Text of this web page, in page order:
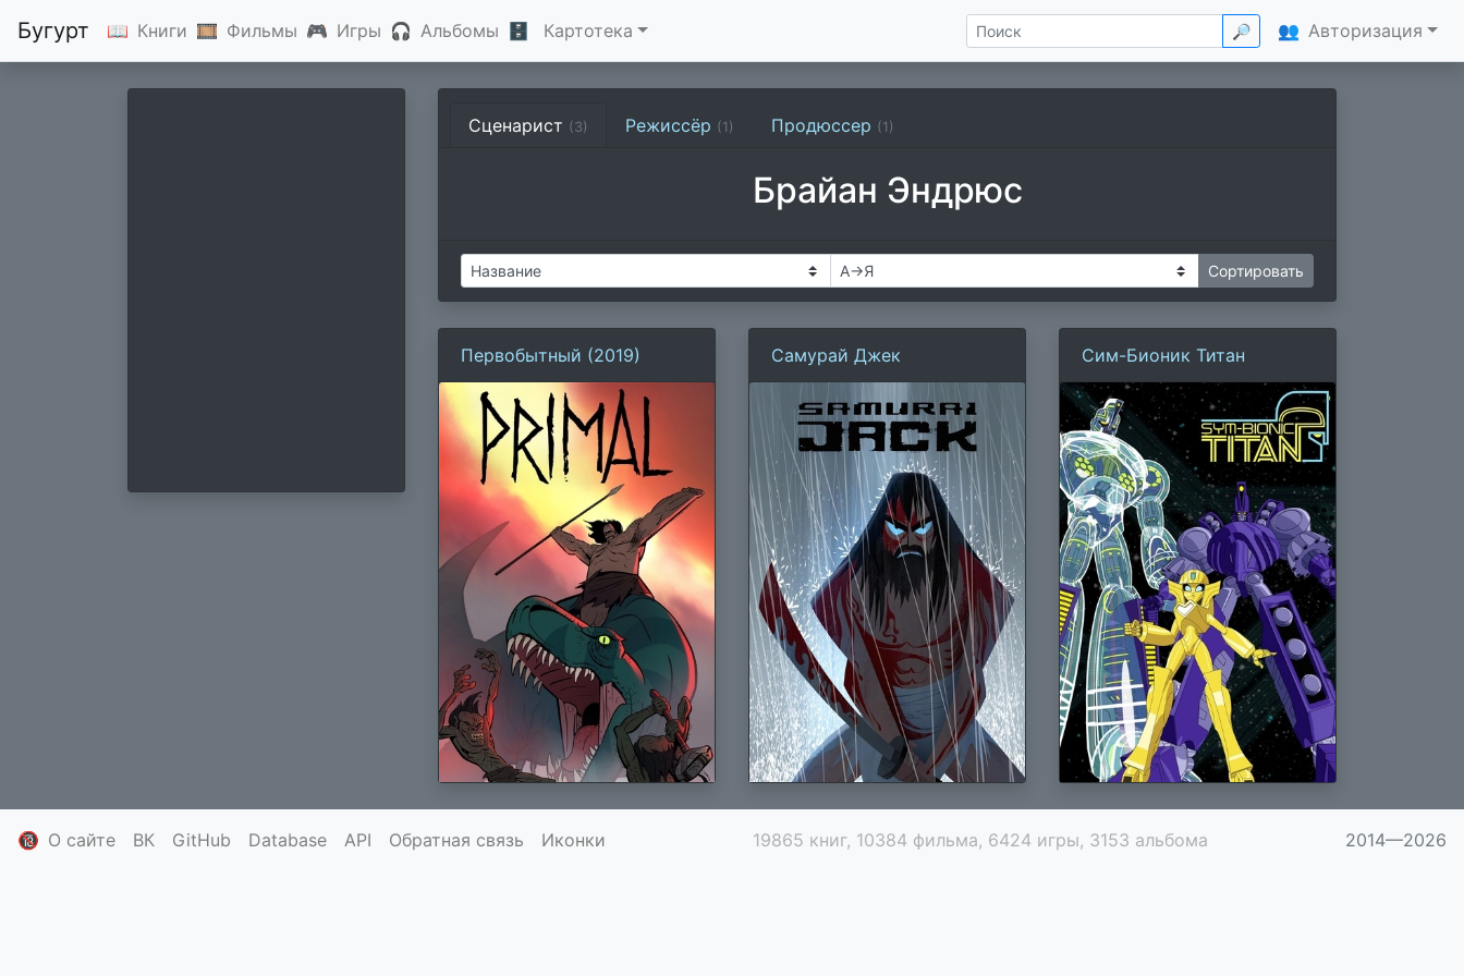
Бугурт 📖 Книги 🎞 Фильмы 🎮 Игры 🎧 Альбомы 🗄 Картотека 🔎 👥 Авторизация
Сценарист (3) Режиссёр (1) Продюссер (1)
Брайан Эндрюс
Первобытный (2019) Самурай Джек Сим-Бионик Титан
🔞 О сайте ВК GitHub Database API Обратная связь Иконки 19865 книг, 10384 фильма, 6424 игры, 3153 альбома 2014—2026